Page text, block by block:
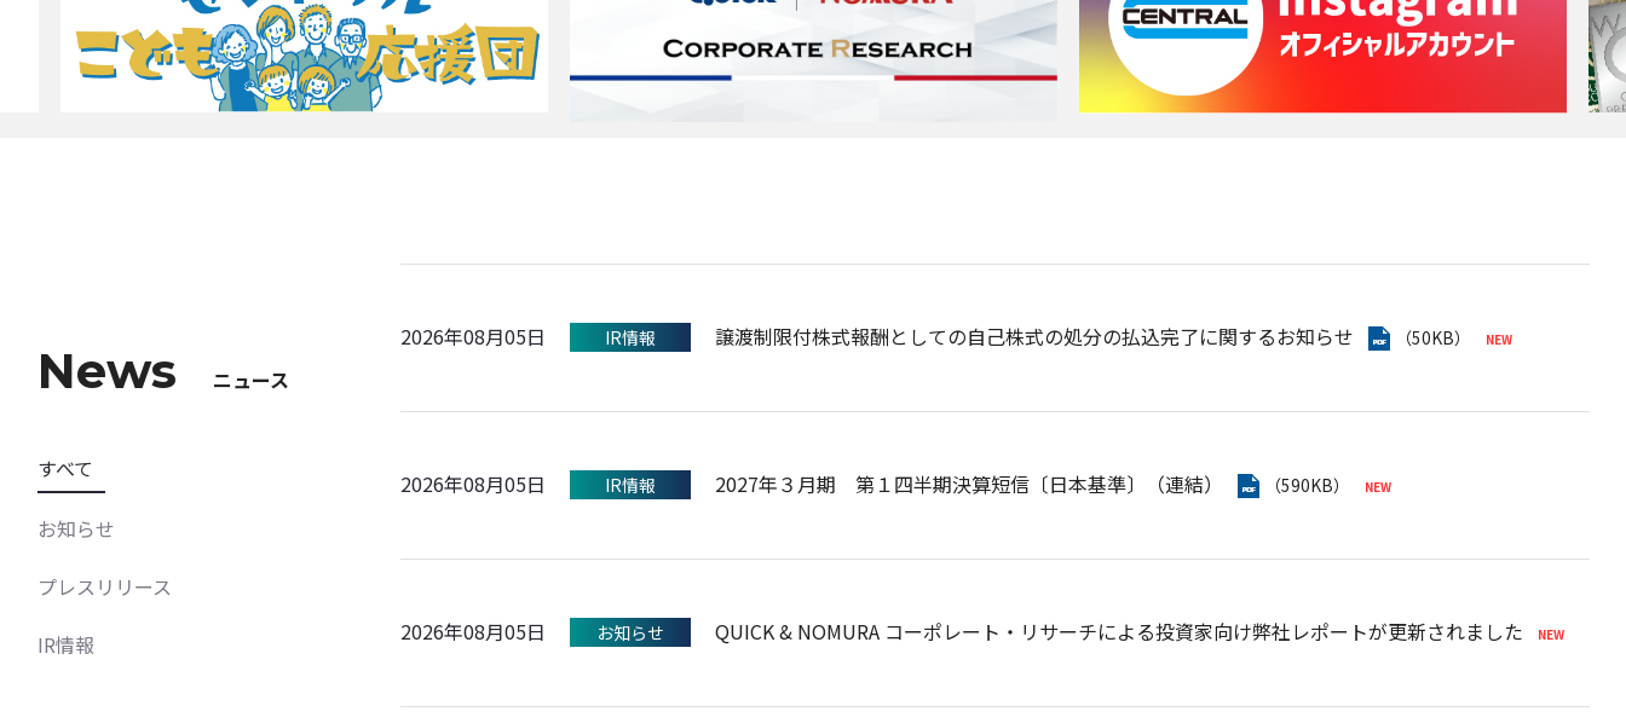
News ニュース
すべて
お知らせ
プレスリリース
IR情報
2026年08月05日 IR情報 譲渡制限付株式報酬としての自己株式の処分の払込完了に関するお知らせ （50KB）
2026年08月05日 IR情報 2027年３月期 第１四半期決算短信〔日本基準〕（連結） （590KB）
2026年08月05日 お知らせ QUICK & NOMURA コーポレート・リサーチによる投資家向け弊社レポートが更新されました